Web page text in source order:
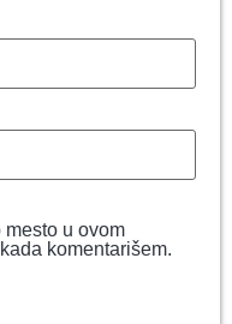
u ovom
komentarišem.